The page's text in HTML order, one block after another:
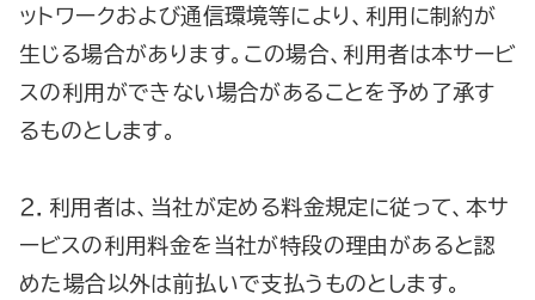
ットワークおよび通信環境等により、利用に制約が
生じる場合があります。この場合、利用者は本サービ
スの利用ができない場合があることを予め了承す
るものとします。
２．利用者は、当社が定める料金規定に従って、本サ
ービスの利用料金を当社が特段の理由があると認
めた場合以外は前払いで支払うものとします。